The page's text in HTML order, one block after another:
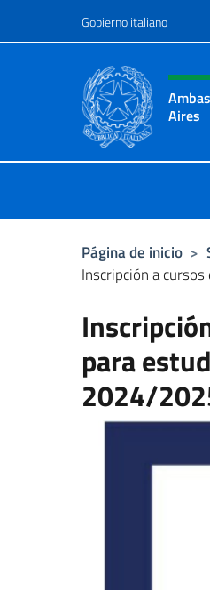
Gobierno italiano
Encabezado
Aires
Página de inicio >
Inscripción a
para
2024/